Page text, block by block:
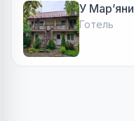
У Марʼяни
Готель